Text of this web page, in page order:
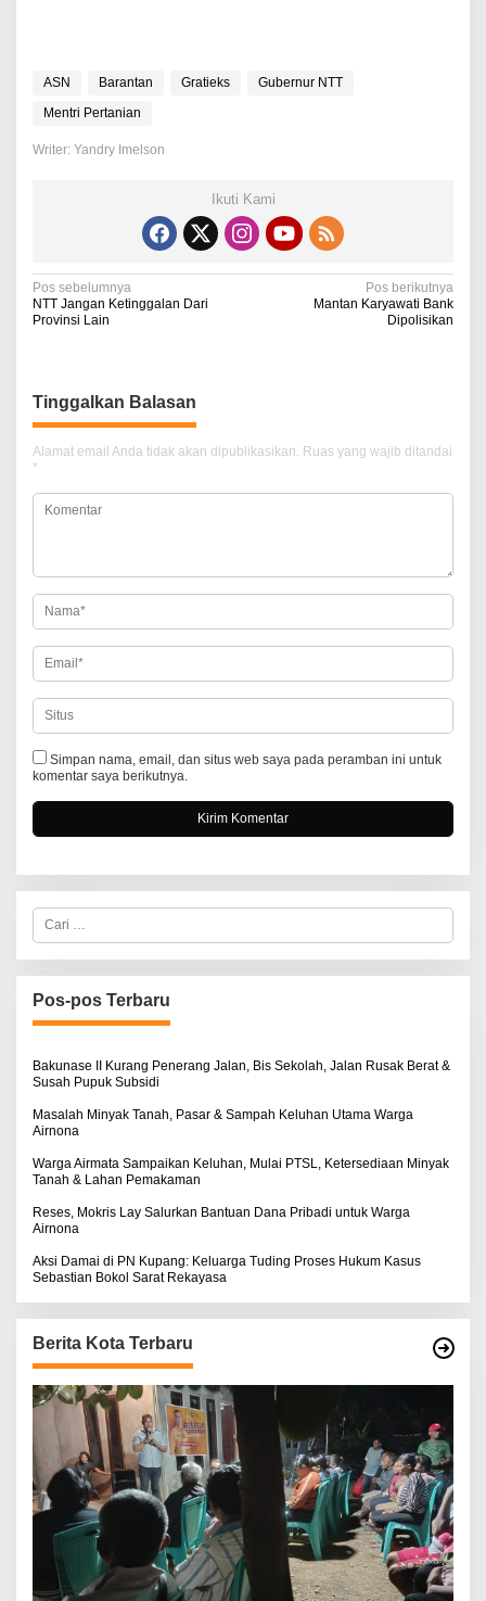
ASN Barantan Gratieks
Gubernur NTT
Mentri Pertanian
Writer: Yandry Imelson
Ikuti Kami
N
a
i
g
a
s
o
s
Pos sebelumnya
NTT Jangan Ketinggalan Dari
Provinsi Lain
Pos berikutnya
Mantan Karyawati Bank
Dipolisikan
Tinggalkan Balasan
Alamat email Anda tidak akan dipublikasikan. Ruas yang wajib ditandai
*
Simpan nama, email, dan situs web saya pada peramban ini untuk
komentar saya berikutnya.
C
r
i
u
n
u
:
Pos-pos Terbaru
Bakunase II Kurang Penerang Jalan, Bis Sekolah, Jalan Rusak Berat &
Susah Pupuk Subsidi
Masalah Minyak Tanah, Pasar & Sampah Keluhan Utama Warga
Airnona
Warga Airmata Sampaikan Keluhan, Mulai PTSL, Ketersediaan Minyak
Tanah & Lahan Pemakaman
Reses, Mokris Lay Salurkan Bantuan Dana Pribadi untuk Warga
Airnona
Aksi Damai di PN Kupang: Keluarga Tuding Proses Hukum Kasus
Sebastian Bokol Sarat Rekayasa
Berita Kota Terbaru